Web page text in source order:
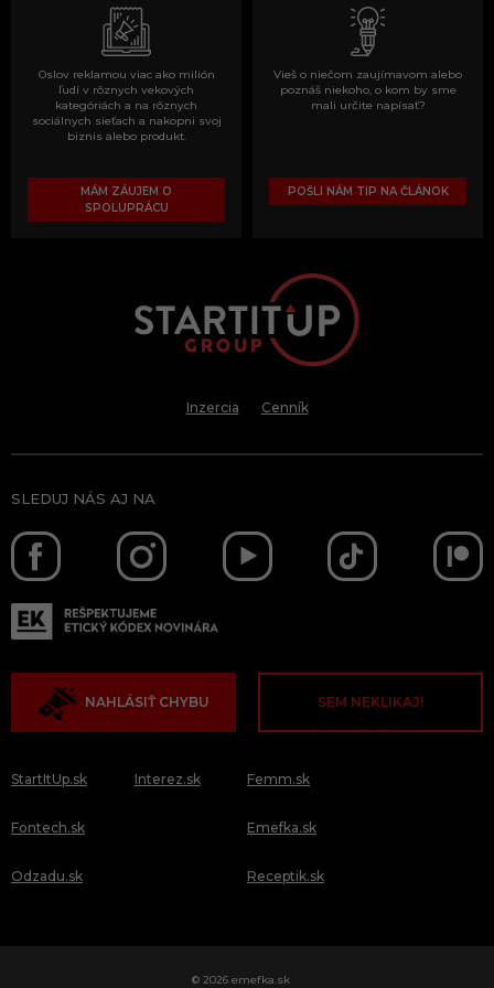
Oslov reklamou viac ako milión
ľudí v rôznych vekových
kategóriách a na rôznych
sociálnych sieťach a nakopni svoj
biznis alebo produkt.
MÁM ZÁUJEM O
SPOLUPRÁCU
Vieš o niečom zaujímavom alebo
poznáš niekoho, o kom by sme
mali určite napísať?
POŠLI NÁM TIP NA ČLÁNOK
Inzercia Cenník
SLEDUJ NÁS AJ NA
NAHLÁSIŤ CHYBU SEM NEKLIKAJ!
StartItUp.sk
Fontech.sk
Odzadu.sk
Interez.sk Femm.sk
Emefka.sk
Receptik.sk
© 2026 emefka.sk